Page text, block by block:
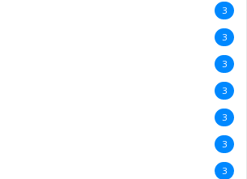
3
3
3
3
3
3
3